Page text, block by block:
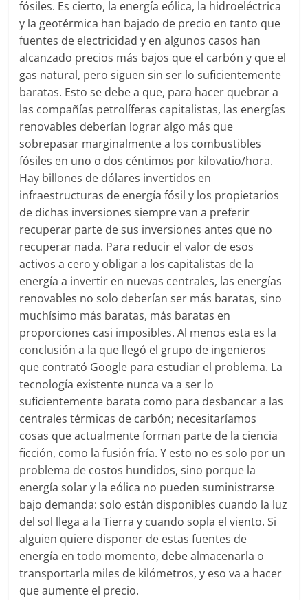
fósiles. Es cierto, la energía eólica, la hidroeléctrica
y la geotérmica han bajado de precio en tanto que
fuentes de electricidad y en algunos casos han
alcanzado precios más bajos que el carbón y que el
gas natural, pero siguen sin ser lo suficientemente
baratas. Esto se debe a que, para hacer quebrar a
las compañías petrolíferas capitalistas, las energías
renovables deberían lograr algo más que
sobrepasar marginalmente a los combustibles
fósiles en uno o dos céntimos por kilovatio/hora.
Hay billones de dólares invertidos en
infraestructuras de energía fósil y los propietarios
de dichas inversiones siempre van a preferir
recuperar parte de sus inversiones antes que no
recuperar nada. Para reducir el valor de esos
activos a cero y obligar a los capitalistas de la
energía a invertir en nuevas centrales, las energías
renovables no solo deberían ser más baratas, sino
muchísimo más baratas, más baratas en
proporciones casi imposibles. Al menos esta es la
conclusión a la que llegó el grupo de ingenieros
que contrató Google para estudiar el problema. La
tecnología existente nunca va a ser lo
suficientemente barata como para desbancar a las
centrales térmicas de carbón; necesitaríamos
cosas que actualmente forman parte de la ciencia
ficción, como la fusión fría. Y esto no es solo por un
problema de costos hundidos, sino porque la
energía solar y la eólica no pueden suministrarse
bajo demanda: solo están disponibles cuando la luz
del sol llega a la Tierra y cuando sopla el viento. Si
alguien quiere disponer de estas fuentes de
energía en todo momento, debe almacenarla o
transportarla miles de kilómetros, y eso va a hacer
que aumente el precio.